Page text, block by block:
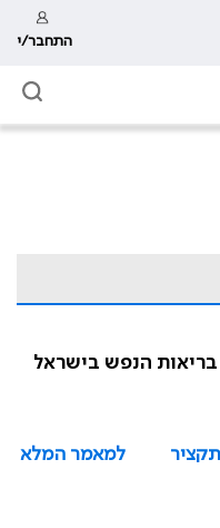
התחבר/י
בריאות הנפש בישראל
למאמר המלא